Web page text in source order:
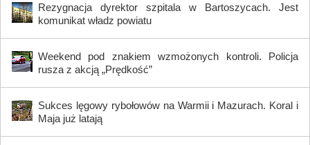
Rezygnacja dyrektor szpitala w Bartoszycach. Jest
komunikat władz powiatu
Weekend pod znakiem wzmożonych kontroli. Policja
rusza z akcją „Prędkość”
Sukces lęgowy rybołowów na Warmii i Mazurach. Koral i
Maja już latają